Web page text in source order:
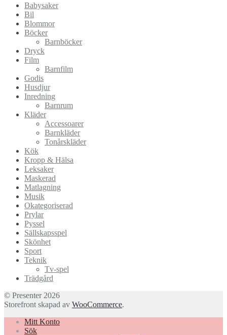
Babysaker
Bil
Blommor
Böcker
Barnböcker
Dryck
Film
Barnfilm
Godis
Husdjur
Inredning
Barnrum
Kläder
Accessoarer
Barnkläder
Tonårskläder
Kök
Kropp & Hälsa
Leksaker
Maskerad
Matlagning
Musik
Okategoriserad
Prylar
Pyssel
Sällskapsspel
Skönhet
Sport
Teknik
Tv-spel
Trädgård
© Presenter 2026
Storefront skapad av WooCommerce.
Mitt Konto
Sök